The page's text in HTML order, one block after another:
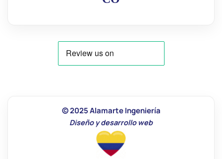
© 2025 Alamarte Ingeniería
Diseño y desarrollo web